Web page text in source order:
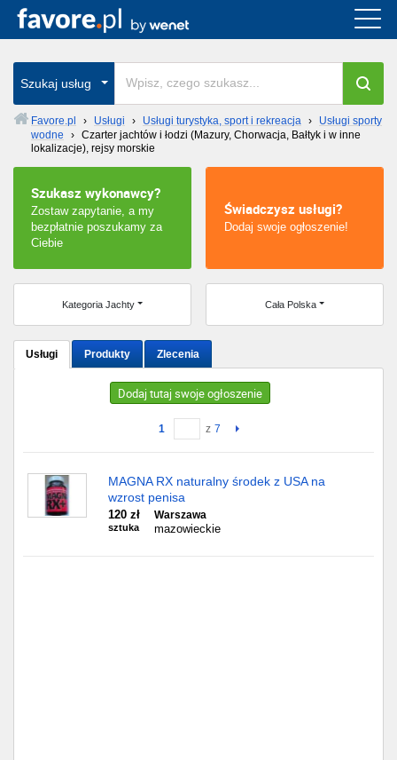
Szukaj usług
Favore.pl › Usługi › Usługi turystyka, sport i rekreacja ›
Usługi sporty
wodne
› Czarter jachtów i łodzi (Mazury, Chorwacja, Bałtyk i w inne
lokalizacje), rejsy morskie
Szukasz wykonawcy?
Zostaw zapytanie, a my
bezpłatnie poszukamy za
Ciebie
Świadczysz usługi?
Dodaj swoje ogłoszenie!
Kategoria Jachty Cała Polska
Usługi Produkty Zlecenia
Dodaj tutaj swoje ogłoszenie
1 z 7
MAGNA RX naturalny środek z USA na
wzrost penisa
120 zł
sztuka
Warszawa
mazowieckie
Cała Polska
wszystkie w całym kraju
Warszawa
Wrocław
Kraków
Poznań
Katowice
Chorzów
Lublin